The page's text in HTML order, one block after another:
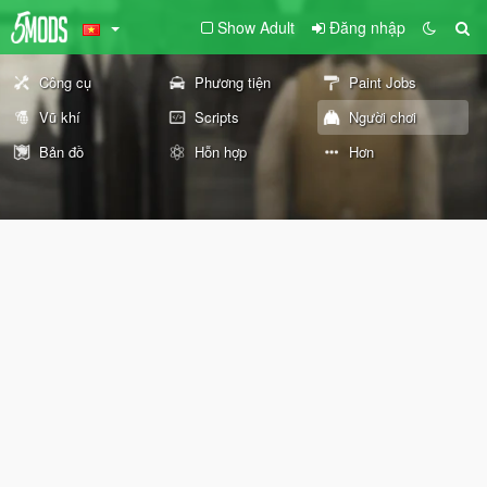
Show Adult Đăng nhập
Công cụ Phương tiện
Paint Jobs
Vũ khí
Scripts
Người chơi
Bản đồ
Hỗn hợp Hơn